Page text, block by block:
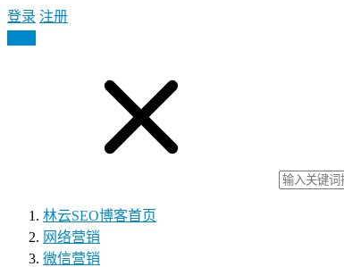
登录 注册
林云SEO博客首页
网络营销
微信营销